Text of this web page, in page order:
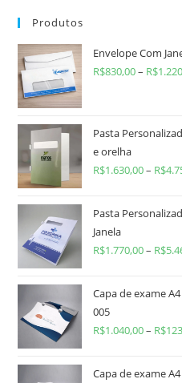
Produtos
Envelope Com
R$830,00– R$
Pasta
e orelha
R$1.630,00– R$
Pasta
Janela
R$1.770,00– R$
Capa de exame
005
R$1.040,00– R$
Capa de exame